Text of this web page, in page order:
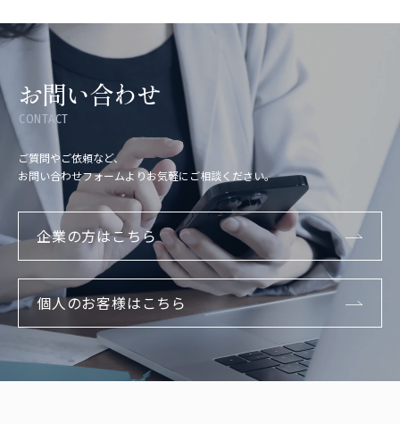
お問い合わせ
CONTACT
ご質問やご依頼など、
お問い合わせフォームよりお気軽にご相談ください。
企業の方はこちら
個人のお客様はこちら